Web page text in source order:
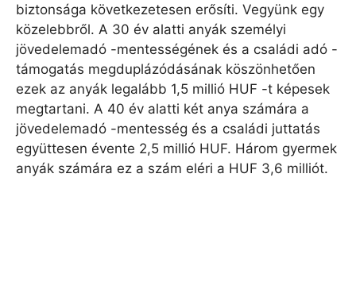
biztonsága következetesen erősíti. Vegyünk egy
közelebbről. A 30 év alatti anyák személyi
jövedelemadó -mentességének és a családi adó -
támogatás megduplázódásának köszönhetően
ezek az anyák legalább 1,5 millió HUF -t képesek
megtartani. A 40 év alatti két anya számára a
jövedelemadó -mentesség és a családi juttatás
együttesen évente 2,5 millió HUF. Három gyermek
anyák számára ez a szám eléri a HUF 3,6 milliót.